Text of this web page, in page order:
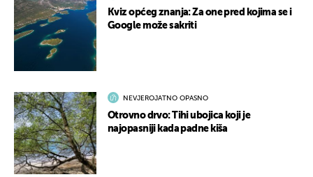
Kviz općeg znanja: Za one pred kojima se i
Google može sakriti
NEVJEROJATNO OPASNO
Otrovno drvo: Tihi ubojica koji je
najopasniji kada padne kiša